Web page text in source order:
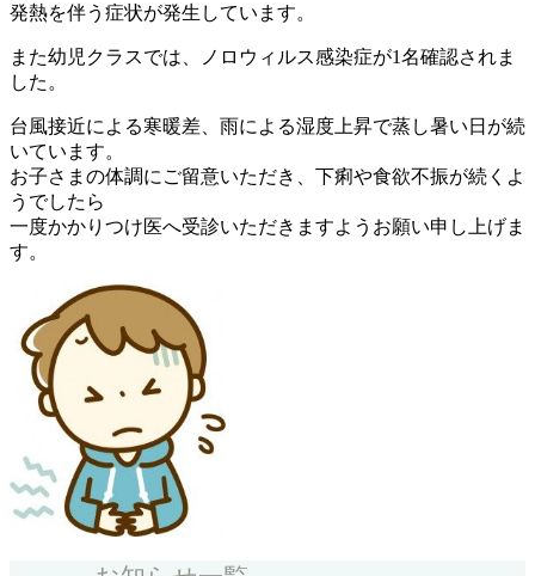
発熱を伴う症状が発生しています。
また幼児クラスでは、ノロウィルス感染症が1名確認されま
した。
台風接近による寒暖差、雨による湿度上昇で蒸し暑い日が続
いています。
お子さまの体調にご留意いただき、下痢や食欲不振が続くよ
うでしたら
一度かかりつけ医へ受診いただきますようお願い申し上げま
す。